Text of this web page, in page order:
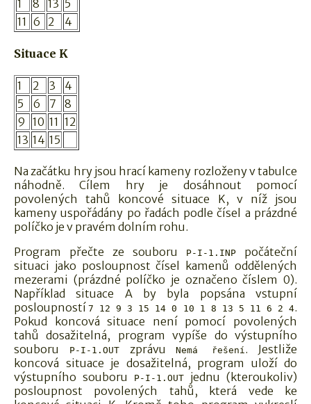
1
8 13 5
11 6 2 4
Situace K
1 2 3
4
5
6 7
8
9 10 11 12
13 14 15
Na začátku hry jsou hrací kameny rozloženy v tabulce
náhodně. Cílem hry je dosáhnout pomocí
povolených tahů koncové situace K, v níž jsou
kameny uspořádány po řadách podle čísel a prázdné
políčko je v pravém dolním rohu.
Program přečte ze souboru
P-I-1.INP
počáteční
situaci jako posloupnost čísel kamenů oddělených
mezerami (prázdné políčko je označeno číslem 0).
Například situace A by byla popsána vstupní
posloupností7 12 9 3 15 14 0 10 1 8 13 5 11 6 2 4.
Pokud koncová situace není pomocí povolených
tahů dosažitelná, program vypíše do výstupního
souboru
P-I-1.OUTzprávuNemá řešení. Jestliže
koncová situace je dosažitelná, program uloží do
výstupního souboru
P-I-1.OUT
jednu (kteroukoliv)
posloupnost povolených tahů, která vede ke